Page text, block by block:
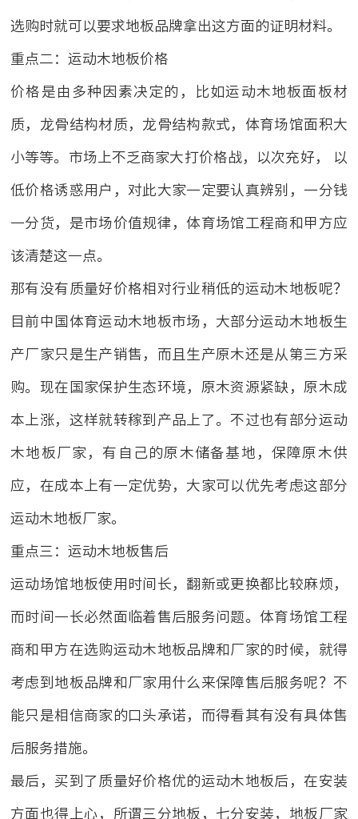
选购时就可以要求地板品牌拿出这方面的证明材料。
重点二：运动木地板价格
价格是由多种因素决定的，比如运动木地板面板材
质，龙骨结构材质，龙骨结构款式，体育场馆面积大
小等等。市场上不乏商家大打价格战，以次充好， 以
低价格诱惑用户，对此大家一定要认真辨别，一分钱
一分货，是市场价值规律，体育场馆工程商和甲方应
该清楚这一点。
那有没有质量好价格相对行业稍低的运动木地板呢？
目前中国体育运动木地板市场，大部分运动木地板生
产厂家只是生产销售，而且生产原木还是从第三方采
购。现在国家保护生态环境，原木资源紧缺，原木成
本上涨，这样就转稼到产品上了。不过也有部分运动
木地板厂家，有自己的原木储备基地，保障原木供
应，在成本上有一定优势，大家可以优先考虑这部分
运动木地板厂家。
重点三：运动木地板售后
运动场馆地板使用时间长，翻新或更换都比较麻烦，
而时间一长必然面临着售后服务问题。体育场馆工程
商和甲方在选购运动木地板品牌和厂家的时候，就得
考虑到地板品牌和厂家用什么来保障售后服务呢？不
能只是相信商家的口头承诺，而得看其有没有具体售
后服务措施。
最后，买到了质量好价格优的运动木地板后，在安装
方面也得上心，所谓三分地板，七分安装，地板厂家